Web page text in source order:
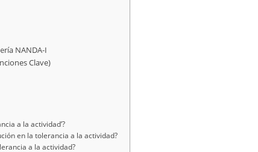
NANDA-I
Clave)
a la actividad’?
en la tolerancia a la actividad?
a la actividad?